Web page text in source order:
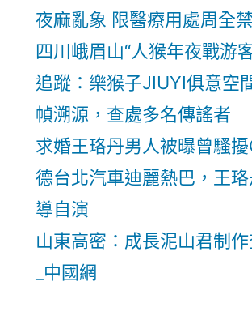
夜麻亂象 限醫療用處周全
四川峨眉山“人猴年夜戰游
追蹤：樂猴子JIUYI俱意空
幀溯源，查處多名傳謠者
求婚王珞丹男人被曝曾騷
德台北汽車迪麗熱巴，王
導自演
山東高密：成長泥山君制
_中國網